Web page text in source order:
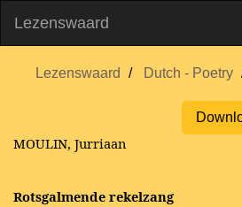
Lezenswaard
Lezenswaard Dutch - Poetry
MOULIN, Jurriaan
Rotsgalmende rekelzang